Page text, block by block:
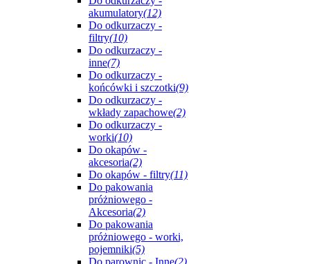
akumulatory(12)
Do odkurzaczy -
filtry(10)
Do odkurzaczy -
inne(7)
Do odkurzaczy -
końcówki i szczotki(9)
Do odkurzaczy -
wkłady zapachowe(2)
Do odkurzaczy -
worki(10)
Do okapów -
akcesoria(2)
Do okapów - filtry(11)
Do pakowania
próżniowego -
Akcesoria(2)
Do pakowania
próżniowego - worki,
pojemniki(5)
Do parownic - Inne(2)